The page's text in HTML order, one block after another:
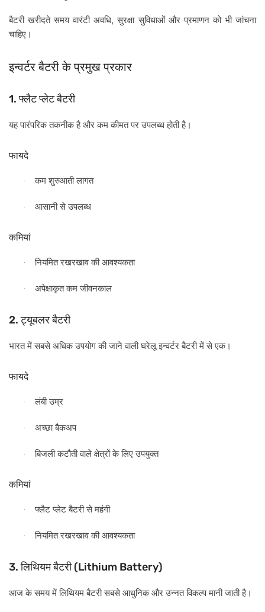
बैटरी खरीदते समय वारंटी अवधि,सुरक्षा सुविधाओं और प्रमाणन को भी जांचना
चाहिए।
इन्वर्टर बैटरी के प्रमुख प्रकार
1.फ्लैट प्लेट बैटरी
यह पारंपरिक तकनीक है और कम कीमत पर उपलब्ध होती है।
फायदे
· कम शुरुआती लागत
· आसानी से उपलब्ध
कमियां
· नियमित रखरखाव की आवश्यकता
· अपेक्षाकृत कम जीवनकाल
2.ट्यूबलर बैटरी
भारत में सबसे अधिक उपयोग की जाने वाली घरेलू इन्वर्टर बैटरी में से एक।
फायदे
· लंबी उम्र
· अच्छा बैकअप
· बिजली कटौती वाले क्षेत्रों के लिए उपयुक्त
कमियां
· फ्लैट प्लेट बैटरी से महंगी
· नियमित रखरखाव की आवश्यकता
3.लिथियम बैटरी(Lithium Battery)
आज के समय में लिथियम बैटरी सबसे आधुनिक और उन्नत विकल्प मानी जाती है।